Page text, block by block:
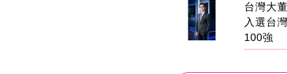
台灣大
入選台
100強